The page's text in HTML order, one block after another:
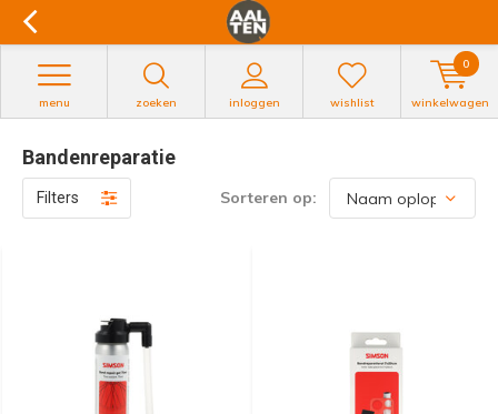
zoeken inloggen
menu wishlist winkelwagen
0
Bandenreparatie
Filters Sorteren op: